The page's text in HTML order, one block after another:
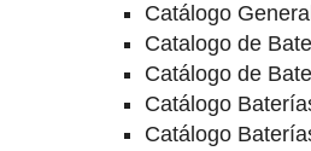
Catálogo
Catalogo de
Catálogo de
Catálogo
Catálogo